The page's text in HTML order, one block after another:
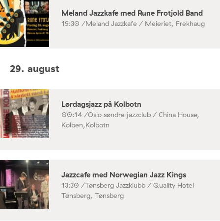
Meland Jazzkafe med Rune Frotjold Band
19:30 /Meland Jazzkafe / Meieriet, Frekhaug
29. august
Lørdagsjazz på Kolbotn
00:14 /Oslo søndre jazzclub / China House,
Kolben,Kolbotn
Jazzcafe med Norwegian Jazz Kings
13:30 /Tønsberg Jazzklubb / Quality Hotel
Tønsberg, Tønsberg